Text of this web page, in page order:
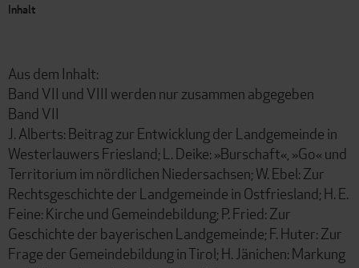
Inhalt
Aus dem Inhalt:
Band VII und VIII werden nur zusammen abgegeben
Band VII
J. Alberts: Beitrag zur Entwicklung der Landgemeinde in
Westerlauwers Friesland; L. Deike: »Burschaft«, »Go« und
Territorium im nördlichen Niedersachsen; W. Ebel: Zur
Rechtsgeschichte der Landgemeinde in Ostfriesland; H. E.
Feine: Kirche und Gemeindebildung; P. Fried: Zur
Geschichte der bayerischen Landgemeinde; F. Huter: Zur
Frage der Gemeindebildung in Tirol; H. Jänichen: Markung